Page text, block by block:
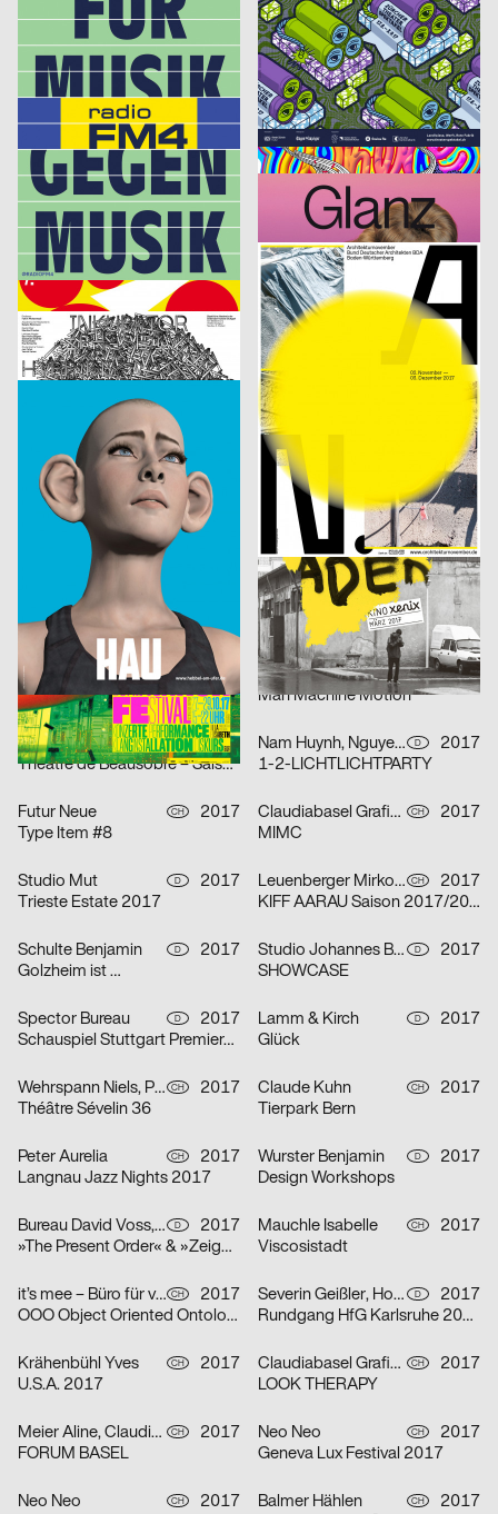
Rundgang HGB Leipzig 2017
Studio Mark Bohle, Apai Alessandro D
2017
The Quick Brown Fox Jumps Over The Lazy Dog
Hess Till CH
2017
Yoga
Frei Tim CH
2017
Fußgänger
derhund.org CH
2017
Tribute to Tom Petty
derhund.org
2017
Marienplatzfest 2017
Hubertus Design, Lopes Orianne, Zimmermann Anne
Miller’s
Hubertus Design
2017
Spektakuli
2017
Architekturnovember 2017
Studio Tillack Knöll D
2017
Inkubator – Maskierung
D
2017
Container Open
HAU Hebbel am Ufer, n e w f r o n t e a r s
Keep It Real
Riva Lisa
2017
Kino Xenix – Rumänien Reloaded
cyan (Daniela Haufe + Detlef Fiedler) D
2017
Sonifications Festival
2017
Food Revolution 5.0 – Gestaltung für die Gesellschaft von morgen
Kim Kijong D Gilbert Schneider, Tobias Wenig, Karolina Pietrzyk D
2017
The Return of the Atomic Killer Toothpaste
Jost Nici, Dienstleistungsplattform Institut Visuelle Kommunikation
Next Generation Diplomausstellung
Paparelli Nolan, HERBURG WEILAND D
2017
PUCH Open Air 2017
Schenardi Luca CH
2017
Die Hochzeit
Studio Yuan D
2017
Man Machine Motion
Avalanche CH
2017
Théâtre de Beausobre – Saison 2017/2018
Nam Huynh, Nguyen Duke D
2017
1-2-LICHTLICHTPARTY
Futur Neue CH
2017
Type Item #8
Claudiabasel Grafik & Interaktion, Kim Kichang, Kang Eunmi CH
2017
MIMC
Studio Mut D
2017
Trieste Estate 2017
Leuenberger Mirko, Lüthi David CH
2017
KIFF AARAU Saison 2017/2018
Schulte Benjamin D
2017
Golzheim ist …
Studio Johannes Bissinger D
2017
SHOWCASE
Spector Bureau D
2017
Schauspiel Stuttgart Premieren Spielzeit 2017/2018
Lamm & Kirch D
2017
Glück
Wehrspann Niels, Pugin Celine CH
2017
Théâtre Sévelin 36
Claude Kuhn CH
2017
Tierpark Bern
Peter Aurelia CH
2017
Langnau Jazz Nights 2017
Wurster Benjamin D
2017
Design Workshops
Bureau David Voss, Bielau Janette D
2017
»The Present Order« & »Zeigen«
Mauchle Isabelle CH
2017
Viscosistadt
it’s mee – Büro für visuelle Kommunikation CH
2017
OOO Object Oriented Ontology – Regionale 18
Severin Geißler, Hofmann Jana D
2017
Rundgang HfG Karlsruhe 2017
Krähenbühl Yves CH
2017
U.S.A. 2017
Claudiabasel Grafik & Interaktion CH
2017
LOOK THERAPY
Meier Aline, Claudiabasel Grafik & Interaktion CH
2017
FORUM BASEL
Neo Neo CH
2017
Geneva Lux Festival 2017
Neo Neo CH
2017
Balmer Hählen CH
2017